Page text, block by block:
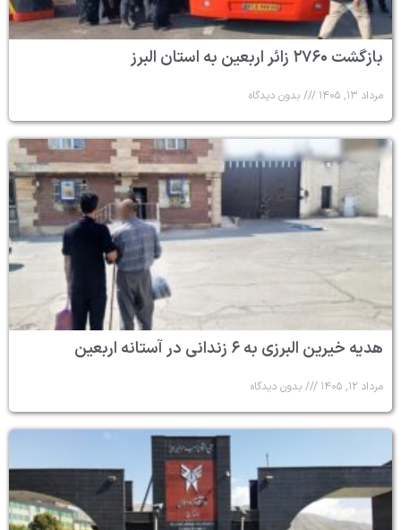
بازگشت ۲۷۶۰ زائر اربعین به استان البرز
مرداد ۱۳, ۱۴۰۵ بدون دیدگاه
هدیه خیرین البرزی به ۶ زندانی در آستانه اربعین
مرداد ۱۲, ۱۴۰۵ بدون دیدگاه